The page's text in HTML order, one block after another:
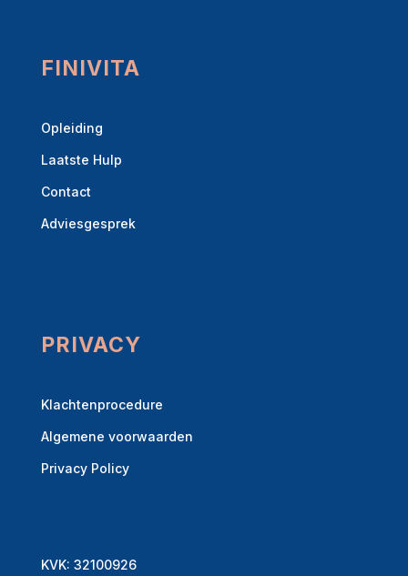
FINIVITA
Opleiding
Laatste Hulp
Contact
Adviesgesprek
PRIVACY
Klachtenprocedure
Algemene voorwaarden
Privacy Policy
KVK: 32100926